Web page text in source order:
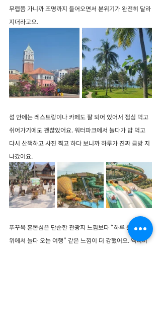
무렵쯤 가니까 조명까지 들어오면서 분위기가 완전히 달라
지더라고요.
섬 안에는 레스토랑이나 카페도 잘 되어 있어서 점심 먹고
쉬어가기에도 괜찮았어요. 워터파크에서 놀다가 밥 먹고
다시 산책하고 사진 찍고 하다 보니까 하루가 진짜 금방 지
나갔어요.
푸꾸옥 혼똔섬은 단순한 관광지 느낌보다 “하루 종일 바다
위에서 놀다 오는 여행” 같은 느낌이 더 강했어요. 액티비